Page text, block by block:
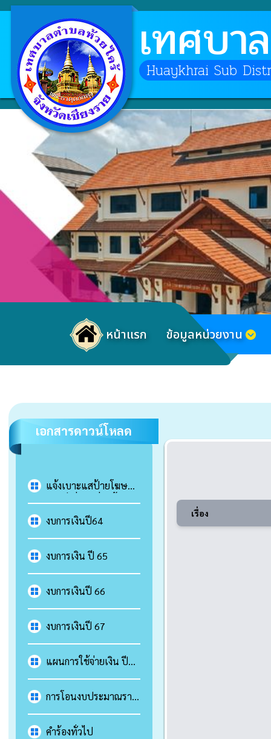
เทศบา
Huaykhrai Sub
หน้าแรก ข้อมูลหน่วยงาน
เอกสารดาวน์โหลด
แจ้งเบาะแสป้ายโฆษณา
หรือสิ่งอื่นใดที่รุกล้ำทาง
สาธารณะ หรือไม่ชอบ
ด้วยกฎหมาย
งบการเงินปี64
งบการเงิน ปี 65
งบการเงินปี 66
งบการเงินปี 67
แผนการใช้จ่ายเงิน ปี
65
การโอนงบประมาณราย
จ่ายประจำปี
คำร้องทั่วไป
เรื่อง